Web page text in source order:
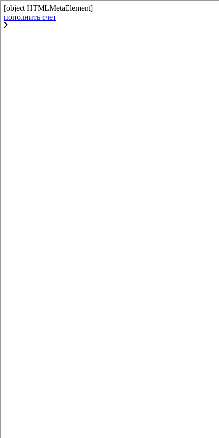
[object HTMLMetaElement]
пополнить счет